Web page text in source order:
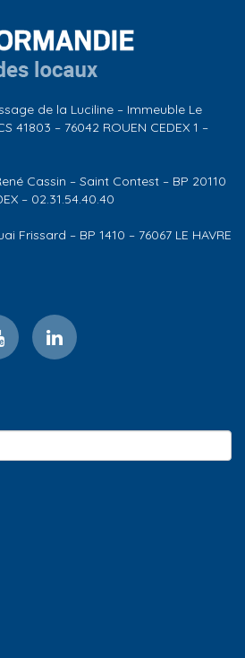
de la Luciline – Immeuble Le
41803 – 76042 ROUEN CEDEX 1 –
Cassin – Saint Contest – BP 20110
– 02.31.54.40.40
Frissard – BP 1410 – 76067 LE HAVRE